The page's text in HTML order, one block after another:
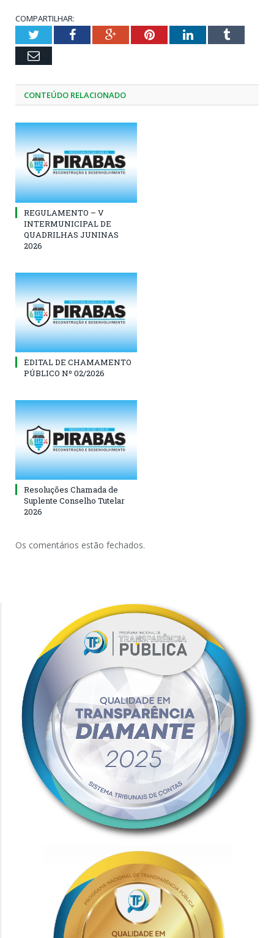
COMPARTILHAR:
TwitterFacebookGoogle+PinterestLinkedInTumblr
Email
CONTEÚDO RELACIONADO
REGULAMENTO – V
INTERMUNICIPAL DE
QUADRILHAS JUNINAS
2026
EDITAL DE CHAMAMENTO
PÚBLICO Nº 02/2026
Resoluções Chamada de
Suplente Conselho Tutelar
2026
Os comentários estão fechados.